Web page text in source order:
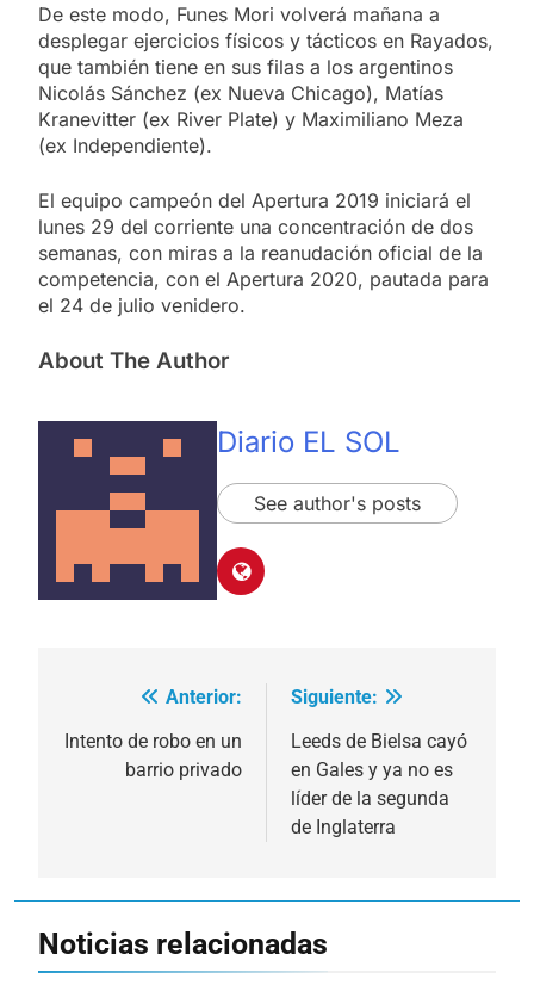
De este modo, Funes Mori volverá mañana a
desplegar ejercicios físicos y tácticos en Rayados,
que también tiene en sus filas a los argentinos
Nicolás Sánchez (ex Nueva Chicago), Matías
Kranevitter (ex River Plate) y Maximiliano Meza
(ex Independiente).
El equipo campeón del Apertura 2019 iniciará el
lunes 29 del corriente una concentración de dos
semanas, con miras a la reanudación oficial de la
competencia, con el Apertura 2020, pautada para
el 24 de julio venidero.
About The Author
Diario EL SOL
See author's posts
Navegación
de
Anterior:
Intento de robo en un
barrio privado
Siguiente:
Leeds de Bielsa cayó
en Gales y ya no es
líder de la segunda
de Inglaterra
Noticias relacionadas